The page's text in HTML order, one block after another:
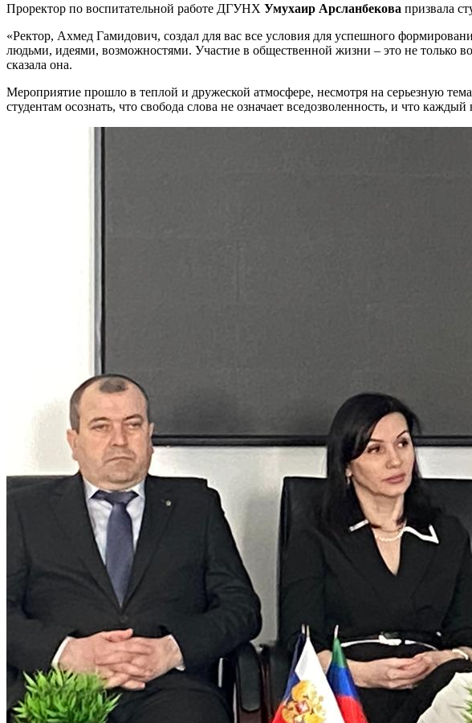
Проректор по воспитательной работе ДГУНХ Умухаир Арсланбекова призвала
«Ректор, Ахмед Гамидович, создал для вас все условия для успешного
людьми, идеями, возможностями. Участие в общественной жизни – это не только
сказала она.
Мероприятие прошло в теплой и дружеской атмосфере, несмотря на серьезную
студентам осознать, что свобода слова не означает вседозволенность, и что